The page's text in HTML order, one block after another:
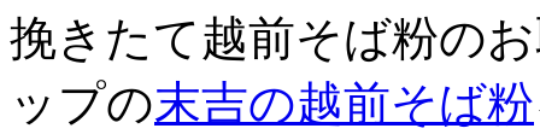
挽きたて越前そば粉の
ップの末吉の越前そば粉